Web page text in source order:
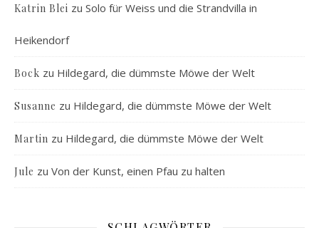
Katrin Blei zu Solo für Weiss und die Strandvilla in
Heikendorf
Bock zu Hildegard, die dümmste Möwe der Welt
Susanne zu Hildegard, die dümmste Möwe der Welt
Martin zu Hildegard, die dümmste Möwe der Welt
Jule zu Von der Kunst, einen Pfau zu halten